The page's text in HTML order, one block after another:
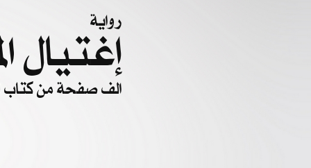
رواية
إغتيال
الف صفحة من كتاب